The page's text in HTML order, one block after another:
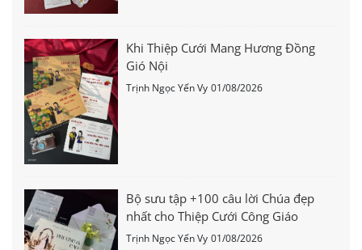
Khi Thiệp Cưới Mang Hương Đồng
Gió Nội
Trịnh Ngọc Yến Vy 01/08/2026
Bộ sưu tập +100 câu lời Chúa đẹp
nhất cho Thiệp Cưới Công Giáo
Trịnh Ngọc Yến Vy 01/08/2026